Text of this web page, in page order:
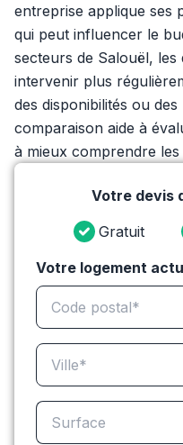
entreprise applique ses
qui peut influencer le
secteurs de Salouël,
intervenir plus
des disponibilités ou
comparaison aide à
à mieux comprendre
Votre devis
Gratuit
Votre logement